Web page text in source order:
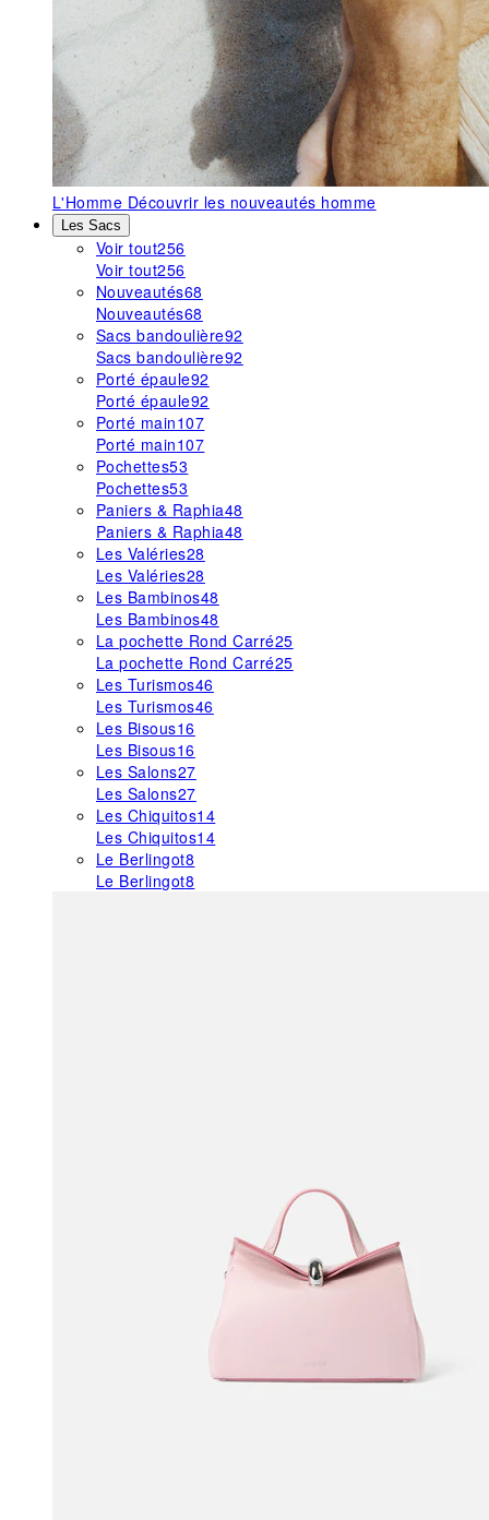
L'Homme Découvrir les nouveautés homme
Les Sacs
Voir tout256
Voir tout256
Nouveautés68
Nouveautés68
Sacs bandoulière92
Sacs bandoulière92
Porté épaule92
Porté épaule92
Porté main107
Porté main107
Pochettes53
Pochettes53
Paniers & Raphia48
Paniers & Raphia48
Les Valéries28
Les Valéries28
Les Bambinos48
Les Bambinos48
La pochette Rond Carré25
La pochette Rond Carré25
Les Turismos46
Les Turismos46
Les Bisous16
Les Bisous16
Les Salons27
Les Salons27
Les Chiquitos14
Les Chiquitos14
Le Berlingot8
Le Berlingot8